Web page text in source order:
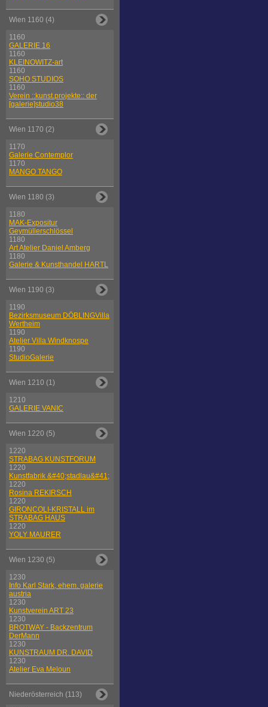
Wien 1160 (4)
1160
GALERIE 16
1160
KLEINOWITZ-art
1160
SOHO STUDIOS
1160
Verein ::kunst.projekte:: der
[galerie]studio38
Wien 1170 (2)
1170
Galerie Contemplor
1170
MANGO TANGO
Wien 1180 (3)
1180
MAK-Expositur
Geymüllerschlössel
1180
Art Atelier Daniel Amberg
1180
Galerie & Kunsthandel HARTL
Wien 1190 (3)
1190
Bezirksmuseum DÖBLINGVilla
Wertheim
1190
Atelier Villa Windknospe
1190
StudioGalerie
Wien 1210 (1)
1210
GALERIE VANIC
Wien 1220 (5)
1220
STRABAG KUNSTFORUM
1220
Kunstfabrik &#40;stadlau&#41;
1220
Rosina REKIRSCH
1220
GIRONCOLI-KRISTALL im
STRABAG HAUS
1220
YOLY MAURER
Wien 1230 (5)
1230
Info Karl Stark, ehem. galerie
austria
1230
Kunstverein ART 23
1230
BROTWAY - Backzentrum
DerMann
1230
KUNSTRAUM DR. DAVID
1230
Atelier Eva Meloun
Niederösterreich (113)